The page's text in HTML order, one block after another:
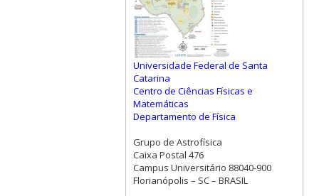
Universidade Federal de Santa
Catarina
Centro de Ciências Físicas e
Matemáticas
Departamento de Física
Grupo de Astrofísica
Caixa Postal 476
Campus Universitário 88040-900
Florianópolis – SC – BRASIL